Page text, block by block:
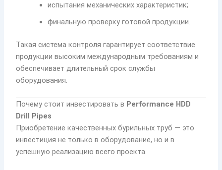
испытания механических характеристик;
финальную проверку готовой продукции.
Такая система контроля гарантирует соответствие
продукции высоким международным требованиям и
обеспечивает длительный срок службы
оборудования.
Почему стоит инвестировать в Performance HDD
Drill Pipes
Приобретение качественных бурильных труб — это
инвестиция не только в оборудование, но и в
успешную реализацию всего проекта.